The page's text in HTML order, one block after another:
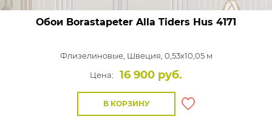
Обои Borastapeter Alla Tiders Hus 4171
Флизелиновые, Швеция, 0,53x10,05 м
Цена:
16 900 руб.
В КОРЗИНУ